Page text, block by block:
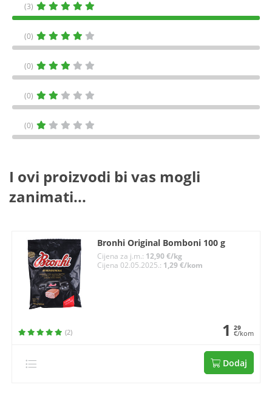
(3)
(0)
(0)
(0)
(0)
I ovi proizvodi bi vas mogli
zanimati...
Bronhi Original Bomboni 100 g
Cijena za j.m.: 12,90 €/kg
Cijena 02.05.2025.: 1,29 €/kom
(2) 1 29
€/kom
Dodaj